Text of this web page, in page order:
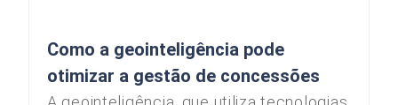
Como a geointeligência pode
otimizar a gestão de concessões